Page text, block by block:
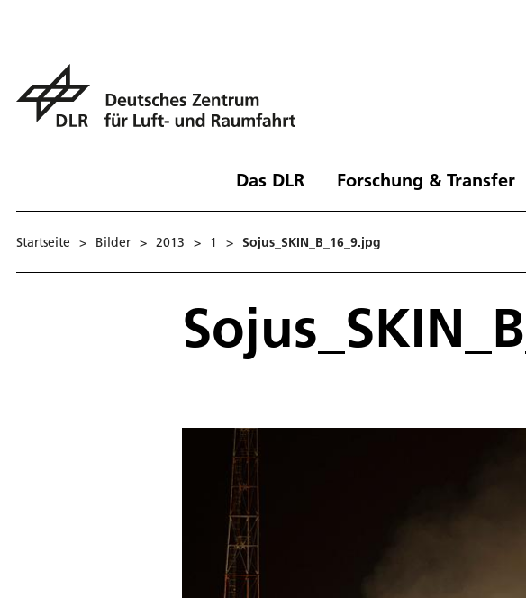
Das DLR Forschung & Transfer
Startseite > Bilder > 2013 > 1 > Sojus_SKIN_B_16_9.jpg